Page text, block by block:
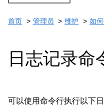
首页 管理员 维护 如
日志记录命
可以使用命令行执行以下日